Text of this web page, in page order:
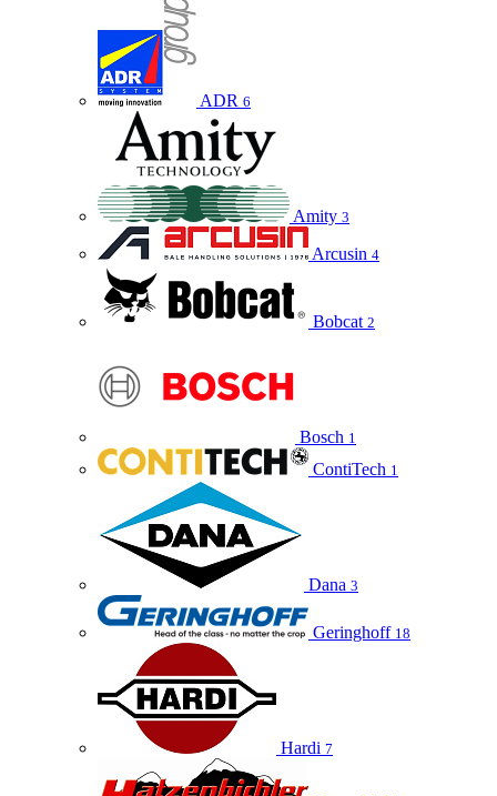
ADR 6
Amity 3
Arcusin 4
Bobcat 2
Bosch 1
ContiTech 1
Dana 3
Geringhoff 18
Hardi 7